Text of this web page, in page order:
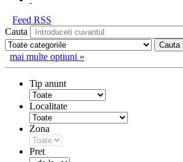
Feed RSS
Cauta
mai multe optiuni »
Tip anunt
Localitate
Zona
Pret